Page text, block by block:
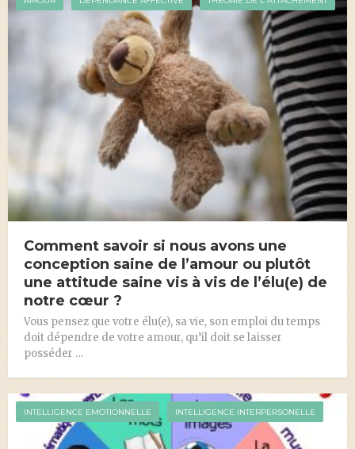
Comment savoir si nous avons une
conception saine de l’amour ou plutôt
une attitude saine vis à vis de l’élu(e) de
notre cœur ?
Vous pensez que votre élu(e), sa vie, son emploi du temps
doit dépendre de votre amour, qu’il doit se laisser
posséder …
INTELLIGENCE EMOTIONNELLE INTELLIGENCE INTERPERSONELLE